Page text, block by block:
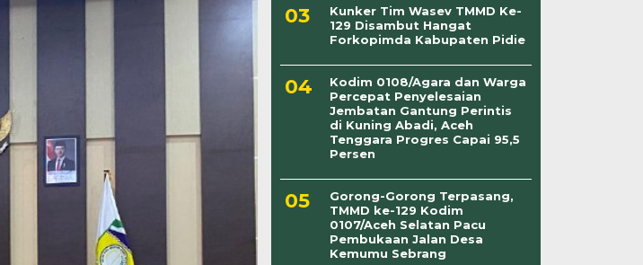
Kunker Tim Wasev TMMD Ke-
129 Disambut Hangat
Forkopimda Kabupaten Pidie
Kodim 0108/Agara dan Warga
Percepat Penyelesaian
Jembatan Gantung Perintis
di Kuning Abadi, Aceh
Tenggara Progres Capai 95,5
Persen
Gorong-Gorong Terpasang,
TMMD ke-129 Kodim
0107/Aceh Selatan Pacu
Pembukaan Jalan Desa
Kemumu Sebrang